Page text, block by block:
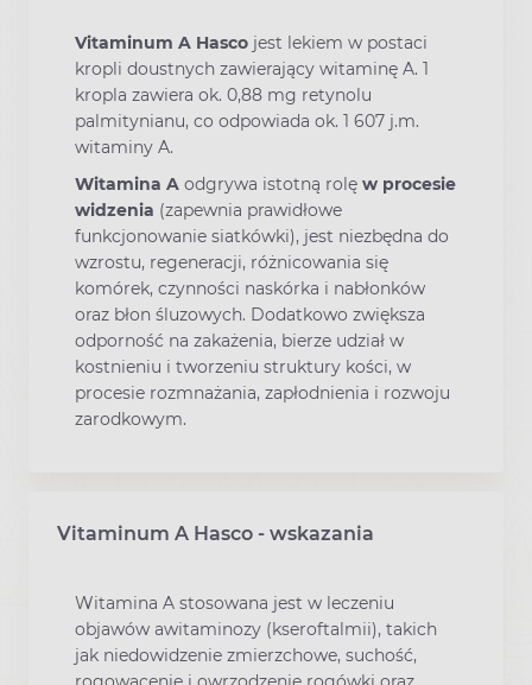
Vitaminum A Hasco jest lekiem w postaci
kropli doustnych zawierający witaminę A. 1
kropla zawiera ok. 0,88 mg retynolu
palmitynianu, co odpowiada ok. 1 607 j.m.
witaminy A.
Witamina A odgrywa istotną rolę w procesie
widzenia (zapewnia prawidłowe
funkcjonowanie siatkówki), jest niezbędna do
wzrostu, regeneracji, różnicowania się
komórek, czynności naskórka i nabłonków
oraz błon śluzowych. Dodatkowo zwiększa
odporność na zakażenia, bierze udział w
kostnieniu i tworzeniu struktury kości, w
procesie rozmnażania, zapłodnienia i rozwoju
zarodkowym.
Vitaminum A Hasco - wskazania
Witamina A stosowana jest w leczeniu
objawów awitaminozy (kseroftalmii), takich
jak niedowidzenie zmierzchowe, suchość,